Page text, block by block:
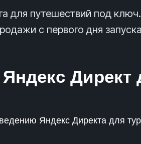
для путешествий под
с первого дня
Директ
Яндекс Директа для
нет
материалами,